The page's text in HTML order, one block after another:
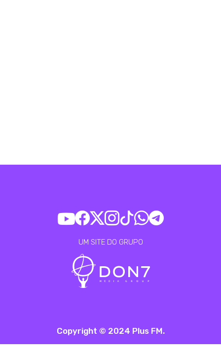
UM SITE DO GRUPO
Copyright © 2024 Plus FM.